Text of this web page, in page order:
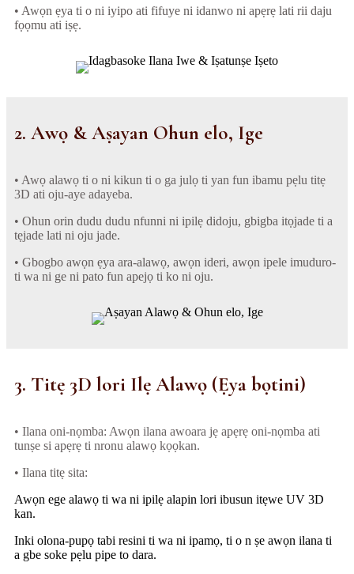
• Awọn ẹya ti o ni iyipo ati fifuye ni idanwo ni apẹrẹ lati rii daju
fọọmu ati iṣẹ.
2. Awọ & Aṣayan Ohun elo, Ige
• Awọ alawọ ti o ni kikun ti o ga julọ ti yan fun ibamu pẹlu titẹ
3D ati oju-aye adayeba.
• Ohun orin dudu dudu nfunni ni ipilẹ didoju, gbigba itọjade ti a
tẹjade lati ni oju jade.
• Gbogbo awọn ẹya ara-alawọ, awọn ideri, awọn ipele imuduro-
ti wa ni ge ni pato fun apejọ ti ko ni oju.
3. Titẹ 3D lori Ilẹ Alawọ (Ẹya bọtini)
• Ilana oni-nọmba: Awọn ilana awoara jẹ apẹrẹ oni-nọmba ati
tunṣe si apẹrẹ ti nronu alawọ kọọkan.
• Ilana titẹ sita:
Awọn ege alawọ ti wa ni ipilẹ alapin lori ibusun itẹwe UV 3D
kan.
Inki olona-pupọ tabi resini ti wa ni ipamọ, ti o n ṣe awọn ilana ti
a gbe soke pẹlu pipe to dara.